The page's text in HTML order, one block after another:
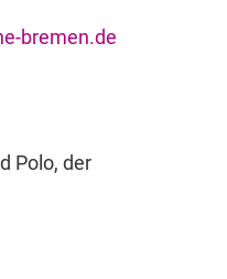
bremen.de
Polo, der